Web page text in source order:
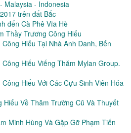
Malaysia - Indonesia
trên đất Bắc
đến Cà Phê Vĩa Hè
Thầy Trương Công Hiếu
Hiếu Tại Nhà Anh Danh, Bến
Hiếu Viếng Thăm Mylan Group.
Hiếu Với Các Cựu Sinh Viên Hóa
Hiếu Về Thăm Trường Cũ Và Thuyết
Minh Hùng Và Gặp Gỡ Phạm Tiến